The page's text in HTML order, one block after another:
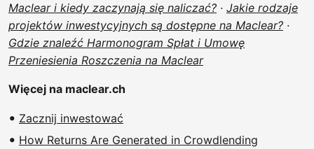
Maclear i kiedy zaczynają się naliczać? · Jakie rodzaje
projektów inwestycyjnych są dostępne na Maclear? ·
Gdzie znaleźć Harmonogram Spłat i Umowę
Przeniesienia Roszczenia na Maclear
Więcej na maclear.ch
Zacznij inwestować
How Returns Are Generated in Crowdlending